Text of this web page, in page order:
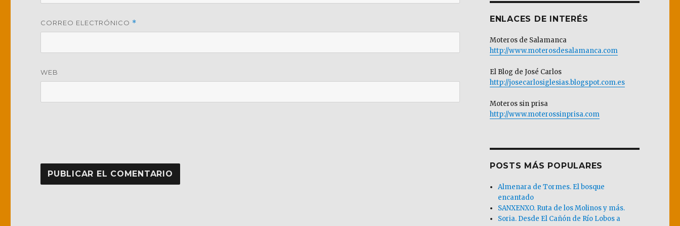
CORREO ELECTRÓNICO *
WEB
ENLACES DE INTERÉS
Moteros de Salamanca
http://www.moterosdesalamanca.com
El Blog de José Carlos
http://josecarlosiglesias.blogspot.com.es
Moteros sin prisa
http://www.moterossinprisa.com
POSTS MÁS POPULARES
Almenara de Tormes. El bosque
encantado
SANXENXO. Ruta de los Molinos y más.
Soria. Desde El Cañón de Río Lobos a